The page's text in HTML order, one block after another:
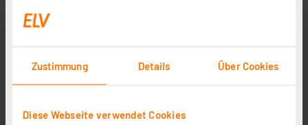
Zustimmung Details Über Cookies
Diese Webseite verwendet Cookies